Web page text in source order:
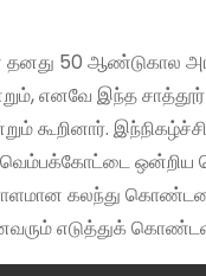
தனது 50 ஆண்டுகால
எனவே இந்த
கலந்து
எடுத்துக்